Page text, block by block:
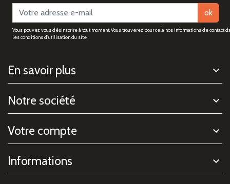
ok
Vous pouvez vous désinscrire à tout moment. Vous trouverez pour cela nos informations de contact
les conditions d'utilisation du site.
En savoir plus
Notre société
Votre compte
Informations